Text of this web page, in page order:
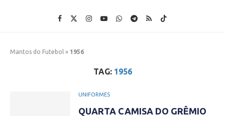
Mantos do Futebol » 1956
TAG: 1956
UNIFORMES
QUARTA CAMISA DO GRÊMIO